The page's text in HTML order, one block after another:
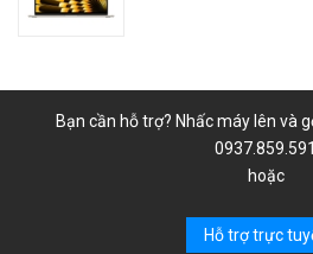
Bạn cần hỗ trợ? Nhấc máy lên và
0937.859.591
hoặc
Hỗ trợ trực